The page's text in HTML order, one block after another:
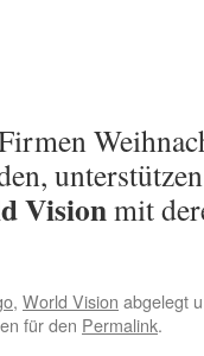
Visionmit
, World Vision abgelegt
für den Permalink.